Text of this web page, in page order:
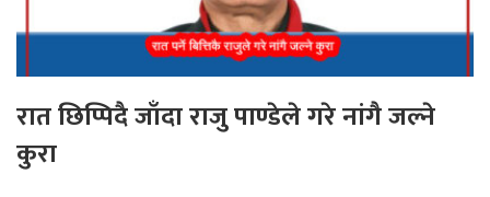
रात छिप्पिदै जाँदा राजु पाण्डेले गरे नांगै जल्ने
कुरा